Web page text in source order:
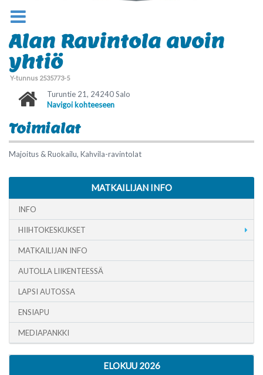
Alan Ravintola avoin
yhtiö
Y-tunnus 2535773-5
Turuntie 21, 24240 Salo
Navigoi kohteeseen
Toimialat
Majoitus & Ruokailu, Kahvila-ravintolat
MATKAILIJAN INFO
INFO
HIIHTOKESKUKSET
MATKAILIJAN INFO
AUTOLLA LIIKENTEESSÄ
LAPSI AUTOSSA
ENSIAPU
MEDIAPANKKI
ELOKUU 2026